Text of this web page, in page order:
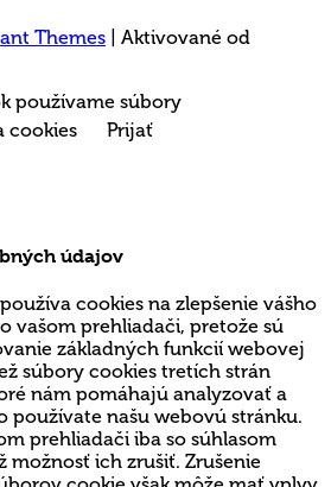
Themes | Aktivované od
používame súbory
cookies Prijať
údajov
cookies na zlepšenie vášho
vašom prehliadači, pretože sú
základných funkcií webovej
súbory cookies tretích strán
nám pomáhajú analyzovať a
používate našu webovú stránku.
prehliadači iba so súhlasom
možnosť ich zrušiť. Zrušenie